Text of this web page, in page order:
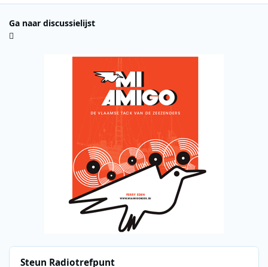
Ga naar discussielijst
Steun Radiotrefpunt